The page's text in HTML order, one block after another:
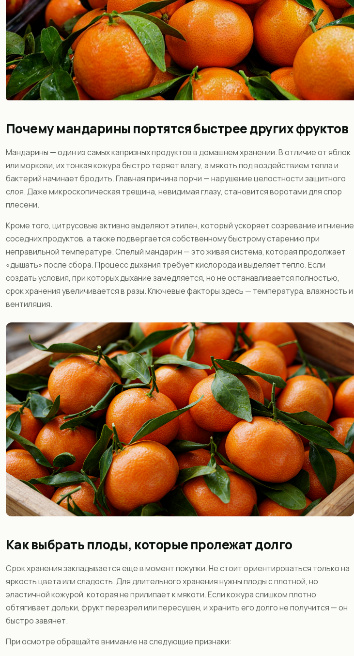
Почему мандарины портятся быстрее других фруктов
Мандарины — один из самых капризных продуктов в домашнем хранении. В отличие от яблок
или моркови, их тонкая кожура быстро теряет влагу, а мякоть под воздействием тепла и
бактерий начинает бродить. Главная причина порчи — нарушение целостности защитного
слоя. Даже микроскопическая трещина, невидимая глазу, становится воротами для спор
плесени.
Кроме того, цитрусовые активно выделяют этилен, который ускоряет созревание и гниение
соседних продуктов, а также подвергается собственному быстрому старению при
неправильной температуре. Спелый мандарин — это живая система, которая продолжает
«дышать» после сбора. Процесс дыхания требует кислорода и выделяет тепло. Если
создать условия, при которых дыхание замедляется, но не останавливается полностью,
срок хранения увеличивается в разы. Ключевые факторы здесь — температура, влажность и
вентиляция.
Как выбрать плоды, которые пролежат долго
Срок хранения закладывается еще в момент покупки. Не стоит ориентироваться только на
яркость цвета или сладость. Для длительного хранения нужны плоды с плотной, но
эластичной кожурой, которая не прилипает к мякоти. Если кожура слишком плотно
обтягивает дольки, фрукт перезрел или пересушен, и хранить его долго не получится — он
быстро завянет.
При осмотре обращайте внимание на следующие признаки: